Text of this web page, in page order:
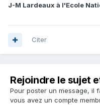
J-M Lardeaux à l'Ecole
Citer
Rejoindre le sujet
Pour poster un message, il
vous avez un compte